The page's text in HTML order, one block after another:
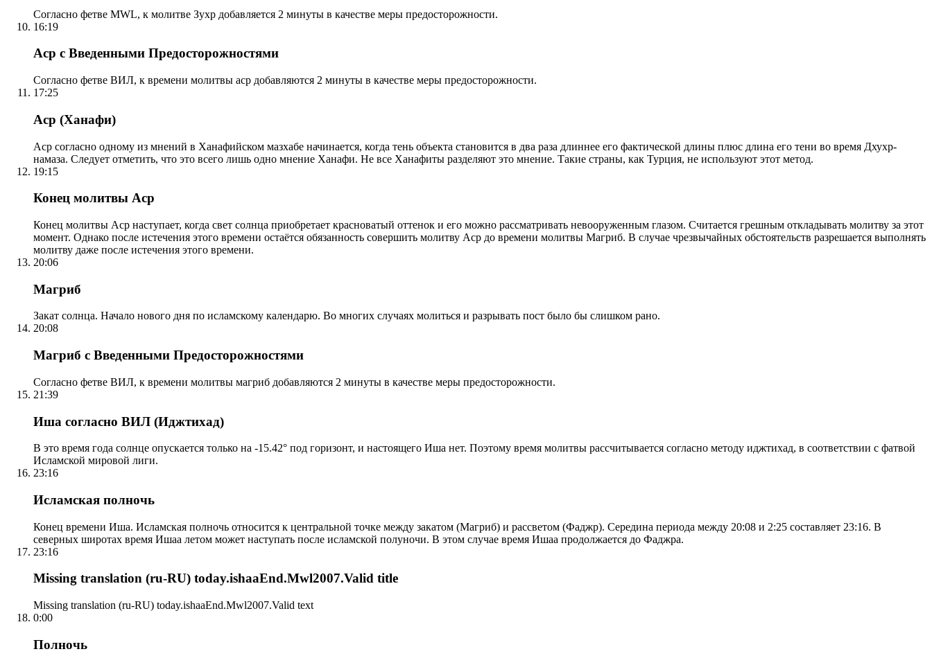
Согласно фетве MWL, к молитве Зухр добавляется 2 минуты в качестве меры предосторожности.
16:19
Аср с Введенными Предосторожностями
Согласно фетве ВИЛ, к времени молитвы аср добавляются 2 минуты в качестве меры предосторожности.
17:25
Аср (Ханафи)
Аср согласно одному из мнений в Ханафийском мазхабе начинается, когда тень объекта становится в два раза длиннее его фактической длины плюс длина его тени во время Дхухр-
намаза. Следует отметить, что это всего лишь одно мнение Ханафи. Не все Ханафиты разделяют это мнение. Такие страны, как Турция, не используют этот метод.
19:15
Конец молитвы Аср
Конец молитвы Аср наступает, когда свет солнца приобретает красноватый оттенок и его можно рассматривать невооруженным глазом. Считается грешным откладывать молитву за этот
момент. Однако после истечения этого времени остаётся обязанность совершить молитву Аср до времени молитвы Магриб. В случае чрезвычайных обстоятельств разрешается выполнять
молитву даже после истечения этого времени.
20:06
Магриб
Закат солнца. Начало нового дня по исламскому календарю. Во многих случаях молиться и разрывать пост было бы слишком рано.
20:08
Магриб с Введенными Предосторожностями
Согласно фетве ВИЛ, к времени молитвы магриб добавляются 2 минуты в качестве меры предосторожности.
21:39
Иша согласно ВИЛ (Иджтихад)
В это время года солнце опускается только на -15.42° под горизонт, и настоящего Иша нет. Поэтому время молитвы рассчитывается согласно методу иджтихад, в соответствии с фатвой
Исламской мировой лиги.
23:16
Исламская полночь
Конец времени Иша. Исламская полночь относится к центральной точке между закатом (Магриб) и рассветом (Фаджр). Середина периода между 20:08 и 2:25 составляет 23:16. В
северных широтах время Ишаа летом может наступать после исламской полуночи. В этом случае время Ишаа продолжается до Фаджра.
23:16
Missing translation (ru-RU) today.ishaaEnd.Mwl2007.Valid title
Missing translation (ru-RU) today.ishaaEnd.Mwl2007.Valid text
0:00
Полночь